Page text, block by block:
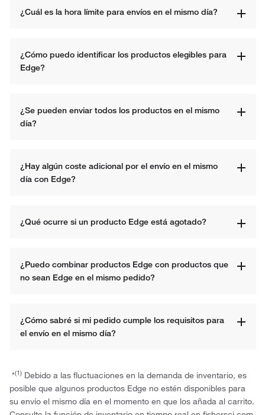
¿Cuál es la hora límite para envíos en el mismo día?
¿Cómo puedo identificar los productos elegibles para
Edge?
¿Se pueden enviar todos los productos en el mismo
día?
¿Hay algún coste adicional por el envío en el mismo
día con Edge?
¿Qué ocurre si un producto Edge está agotado?
¿Puedo combinar productos Edge con productos que
no sean Edge en el mismo pedido?
¿Cómo sabré si mi pedido cumple los requisitos para
el envío en el mismo día?
*(1) Debido a las fluctuaciones en la demanda de inventario, es
posible que algunos productos Edge no estén disponibles para
su envío el mismo día en el momento en que los añada al carrito.